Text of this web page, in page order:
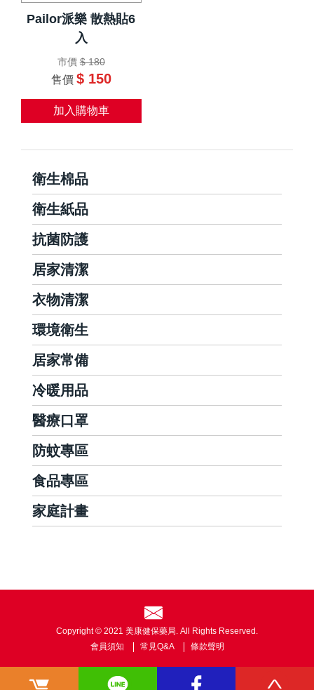
Pailor派樂 散熱貼6
入
市價 $ 180
售價 $ 150
加入購物車
衛生棉品
衛生紙品
抗菌防護
居家清潔
衣物清潔
環境衛生
居家常備
冷暖用品
醫療口罩
防蚊專區
食品專區
家庭計畫
Copyright © 2021 美康健保藥局. All Rights Reserved.
會員須知
常見Q&A 條款聲明